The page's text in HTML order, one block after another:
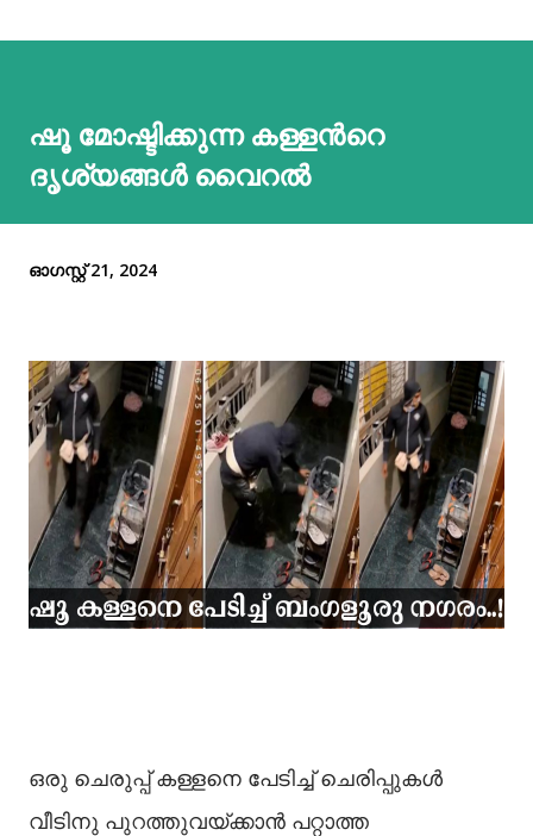
ഷൂ മോഷ്ടിക്കുന്ന കള്ളന്‍റെ
ദൃശ്യങ്ങള്‍ വൈറൽ
ഓഗസ്റ്റ് 21, 2024
ഒരു ചെരുപ്പ് കള്ളനെ പേടിച്ച്‌ ചെരിപ്പുകള്‍
വീടിനു പുറത്തുവയ്ക്കാൻ പറ്റാത്ത